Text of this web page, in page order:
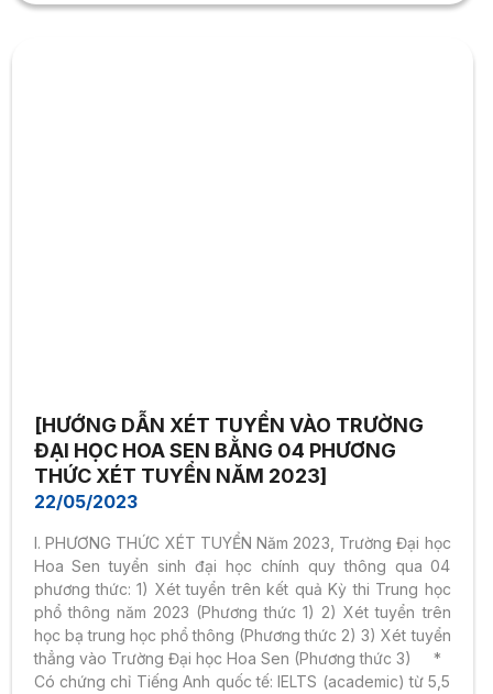
[HƯỚNG DẪN XÉT TUYỂN VÀO TRƯỜNG
ĐẠI HỌC HOA SEN BẰNG 04 PHƯƠNG
THỨC XÉT TUYỂN NĂM 2023]
22/05/2023
I. PHƯƠNG THỨC XÉT TUYỂN Năm 2023, Trường Đại học
Hoa Sen tuyển sinh đại học chính quy thông qua 04
phương thức: 1) Xét tuyển trên kết quả Kỳ thi Trung học
phổ thông năm 2023 (Phương thức 1) 2) Xét tuyển trên
học bạ trung học phổ thông (Phương thức 2) 3) Xét tuyển
thẳng vào Trường Đại học Hoa Sen (Phương thức 3) *
Có chứng chỉ Tiếng Anh quốc tế: IELTS (academic) từ 5,5